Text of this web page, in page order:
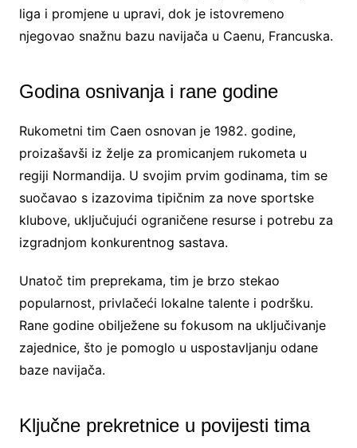
liga i promjene u upravi, dok je istovremeno
njegovao snažnu bazu navijača u Caenu, Francuska.
Godina osnivanja i rane godine
Rukometni tim Caen osnovan je 1982. godine,
proizašavši iz želje za promicanjem rukometa u
regiji Normandija. U svojim prvim godinama, tim se
suočavao s izazovima tipičnim za nove sportske
klubove, uključujući ograničene resurse i potrebu za
izgradnjom konkurentnog sastava.
Unatoč tim preprekama, tim je brzo stekao
popularnost, privlačeći lokalne talente i podršku.
Rane godine obilježene su fokusom na uključivanje
zajednice, što je pomoglo u uspostavljanju odane
baze navijača.
Ključne prekretnice u povijesti tima